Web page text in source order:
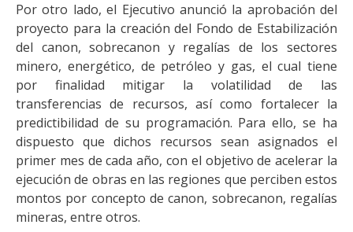
Por otro lado, el Ejecutivo anunció la aprobación del
proyecto para la creación del Fondo de Estabilización
del canon, sobrecanon y regalías de los sectores
minero, energético, de petróleo y gas, el cual tiene
por finalidad mitigar la volatilidad de las
transferencias de recursos, así como fortalecer la
predictibilidad de su programación. Para ello, se ha
dispuesto que dichos recursos sean asignados el
primer mes de cada año, con el objetivo de acelerar la
ejecución de obras en las regiones que perciben estos
montos por concepto de canon, sobrecanon, regalías
mineras, entre otros.